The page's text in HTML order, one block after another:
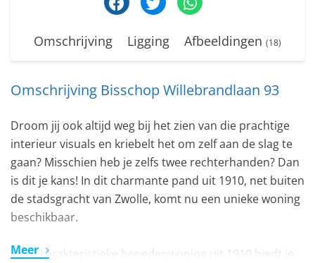
Omschrijving Ligging Afbeeldingen (18)
Omschrijving Bisschop Willebrandlaan 93
Droom jij ook altijd weg bij het zien van die prachtige
interieur visuals en kriebelt het om zelf aan de slag te
gaan? Misschien heb je zelfs twee rechterhanden? Dan
is dit je kans! In dit charmante pand uit 1910, net buiten
de stadsgracht van Zwolle, komt nu een unieke woning
beschikbaar.
Deze karakteristieke benedenwoning uit 1910 biedt je
Meer